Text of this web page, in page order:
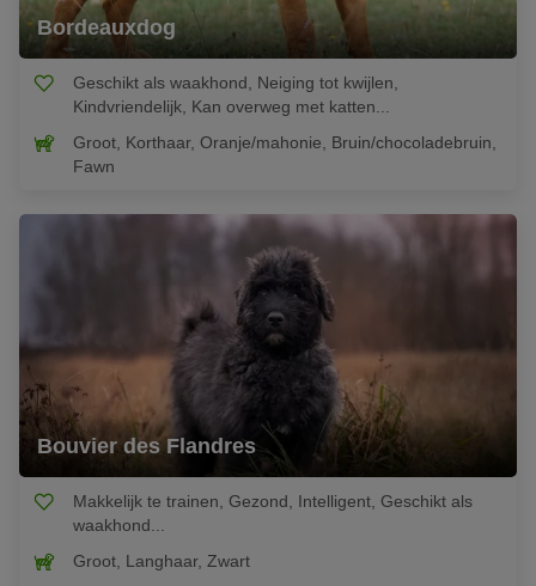
Bordeauxdog
Geschikt als waakhond, Neiging tot kwijlen,
Kindvriendelijk, Kan overweg met katten...
Groot, Korthaar, Oranje/mahonie, Bruin/chocoladebruin,
Fawn
Bouvier des Flandres
Makkelijk te trainen, Gezond, Intelligent, Geschikt als
waakhond...
Groot, Langhaar, Zwart